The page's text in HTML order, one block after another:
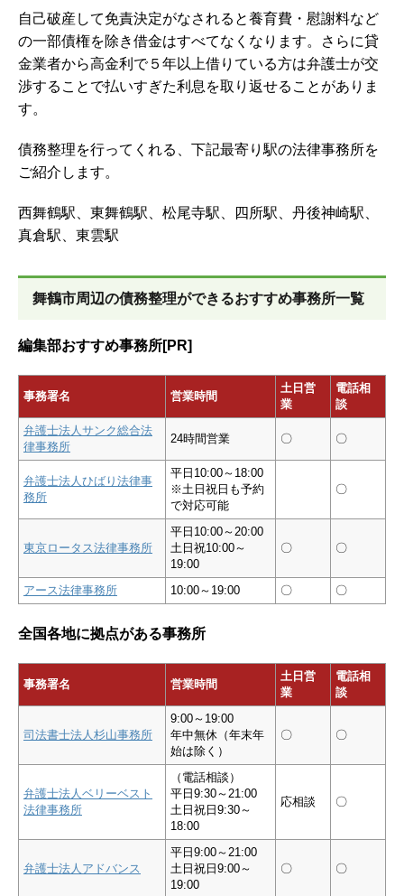
自己破産して免責決定がなされると養育費・慰謝料など
の一部債権を除き借金はすべてなくなります。さらに貸
金業者から高金利で５年以上借りている方は弁護士が交
渉することで払いすぎた利息を取り返せることがありま
す。
債務整理を行ってくれる、下記最寄り駅の法律事務所を
ご紹介します。
西舞鶴駅、東舞鶴駅、松尾寺駅、四所駅、丹後神崎駅、
真倉駅、東雲駅
舞鶴市周辺の債務整理ができるおすすめ事務所一覧
編集部おすすめ事務所[PR]
事務署名 営業時間
土日営
業
電話相
談
弁護士法人サンク総合法
律事務所
24時間営業 〇 〇
弁護士法人ひばり法律事
務所
平日10:00～18:00
※土日祝日も予約
で対応可能
〇
東京ロータス法律事務所
平日10:00～20:00
土日祝10:00～
19:00
〇 〇
アース法律事務所 10:00～19:00 〇 〇
全国各地に拠点がある事務所
事務署名 営業時間
土日営
業
電話相
談
司法書士法人杉山事務所
9:00～19:00
年中無休（年末年
始は除く）
〇 〇
弁護士法人ベリーベスト
法律事務所
（電話相談）
平日9:30～21:00
土日祝日9:30～
18:00
応相談 〇
弁護士法人アドバンス
平日9:00～21:00
土日祝日9:00～
19:00
〇 〇